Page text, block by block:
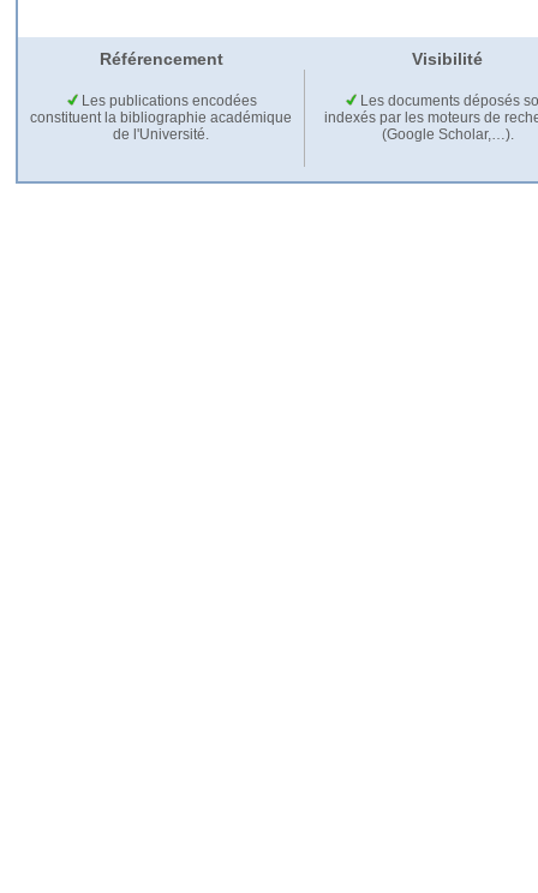
Référencement Visibilité
Les publications encodées
constituent la bibliographie académique
de l'Université.
Les documents déposés
indexés par les moteurs de
(Google Scholar,…).